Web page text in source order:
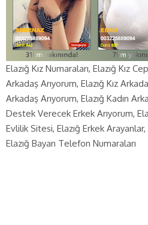
Elazığ Kız Numaraları, Elazığ Kız
Arkadaş Arıyorum, Elazığ Kız
Arkadaş Arıyorum, Elazığ Kadın
Destek Verecek Erkek Arıyorum,
Evlilik Sitesi, Elazığ Erkek Arayanlar,
Elazığ Bayan Telefon Numaraları